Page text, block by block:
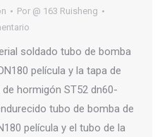
Por @ 163 Ruisheng
soldado tubo de bomba
película y la tapa de
hormigón ST52 dn60-
tubo de bomba de
película y el tubo de la